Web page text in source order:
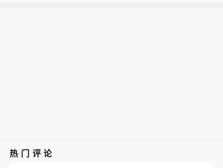
热门评论